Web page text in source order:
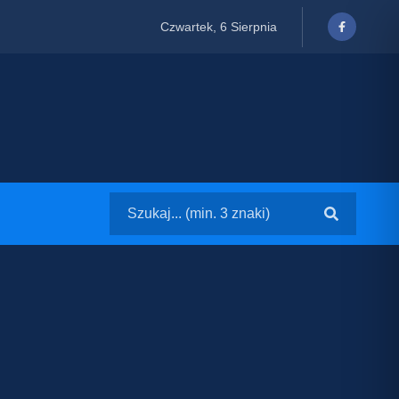
Czwartek, 6 Sierpnia